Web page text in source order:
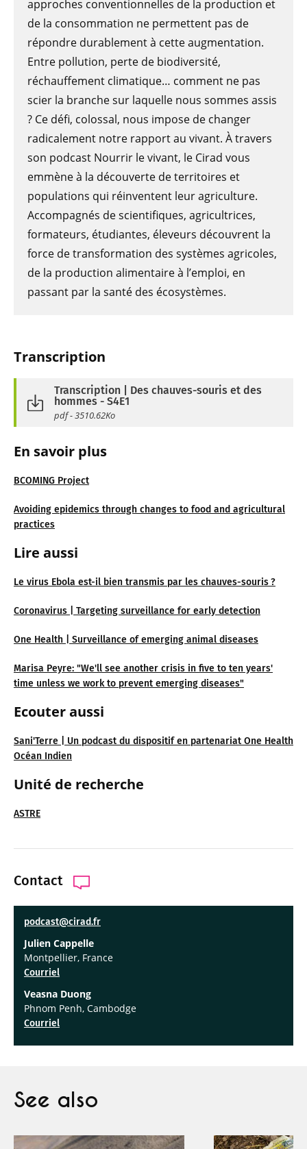
Transcription
Transcription | Des chauves-souris et des
hommes - S4E1
pdf - 3510.62Ko
En savoir plus
BCOMING Project
Avoiding epidemics through changes to food and agricultural
practices
Lire aussi
Le virus Ebola est-il bien transmis par les chauves-souris ?
Coronavirus | Targeting surveillance for early detection
One Health | Surveillance of emerging animal diseases
Marisa Peyre: "We'll see another crisis in five to ten years'
time unless we work to prevent emerging diseases"
Ecouter aussi
Sani'Terre | Un podcast du dispositif en partenariat One Health
Océan Indien
Unité de recherche
ASTRE
Contact
podcast@cirad.fr
Julien Cappelle
Montpellier, France
Courriel
Veasna Duong
Phnom Penh, Cambodge
Courriel
approches conventionnelles de la production et
de la consommation ne permettent pas de
répondre durablement à cette augmentation.
Entre pollution, perte de biodiversité,
réchauffement climatique… comment ne pas
scier la branche sur laquelle nous sommes assis
? Ce défi, colossal, nous impose de changer
radicalement notre rapport au vivant. À travers
son podcast Nourrir le vivant, le Cirad vous
emmène à la découverte de territoires et
populations qui réinventent leur agriculture.
Accompagnés de scientifiques, agricultrices,
formateurs, étudiantes, éleveurs découvrent la
force de transformation des systèmes agricoles,
de la production alimentaire à l’emploi, en
passant par la santé des écosystèmes.
See also